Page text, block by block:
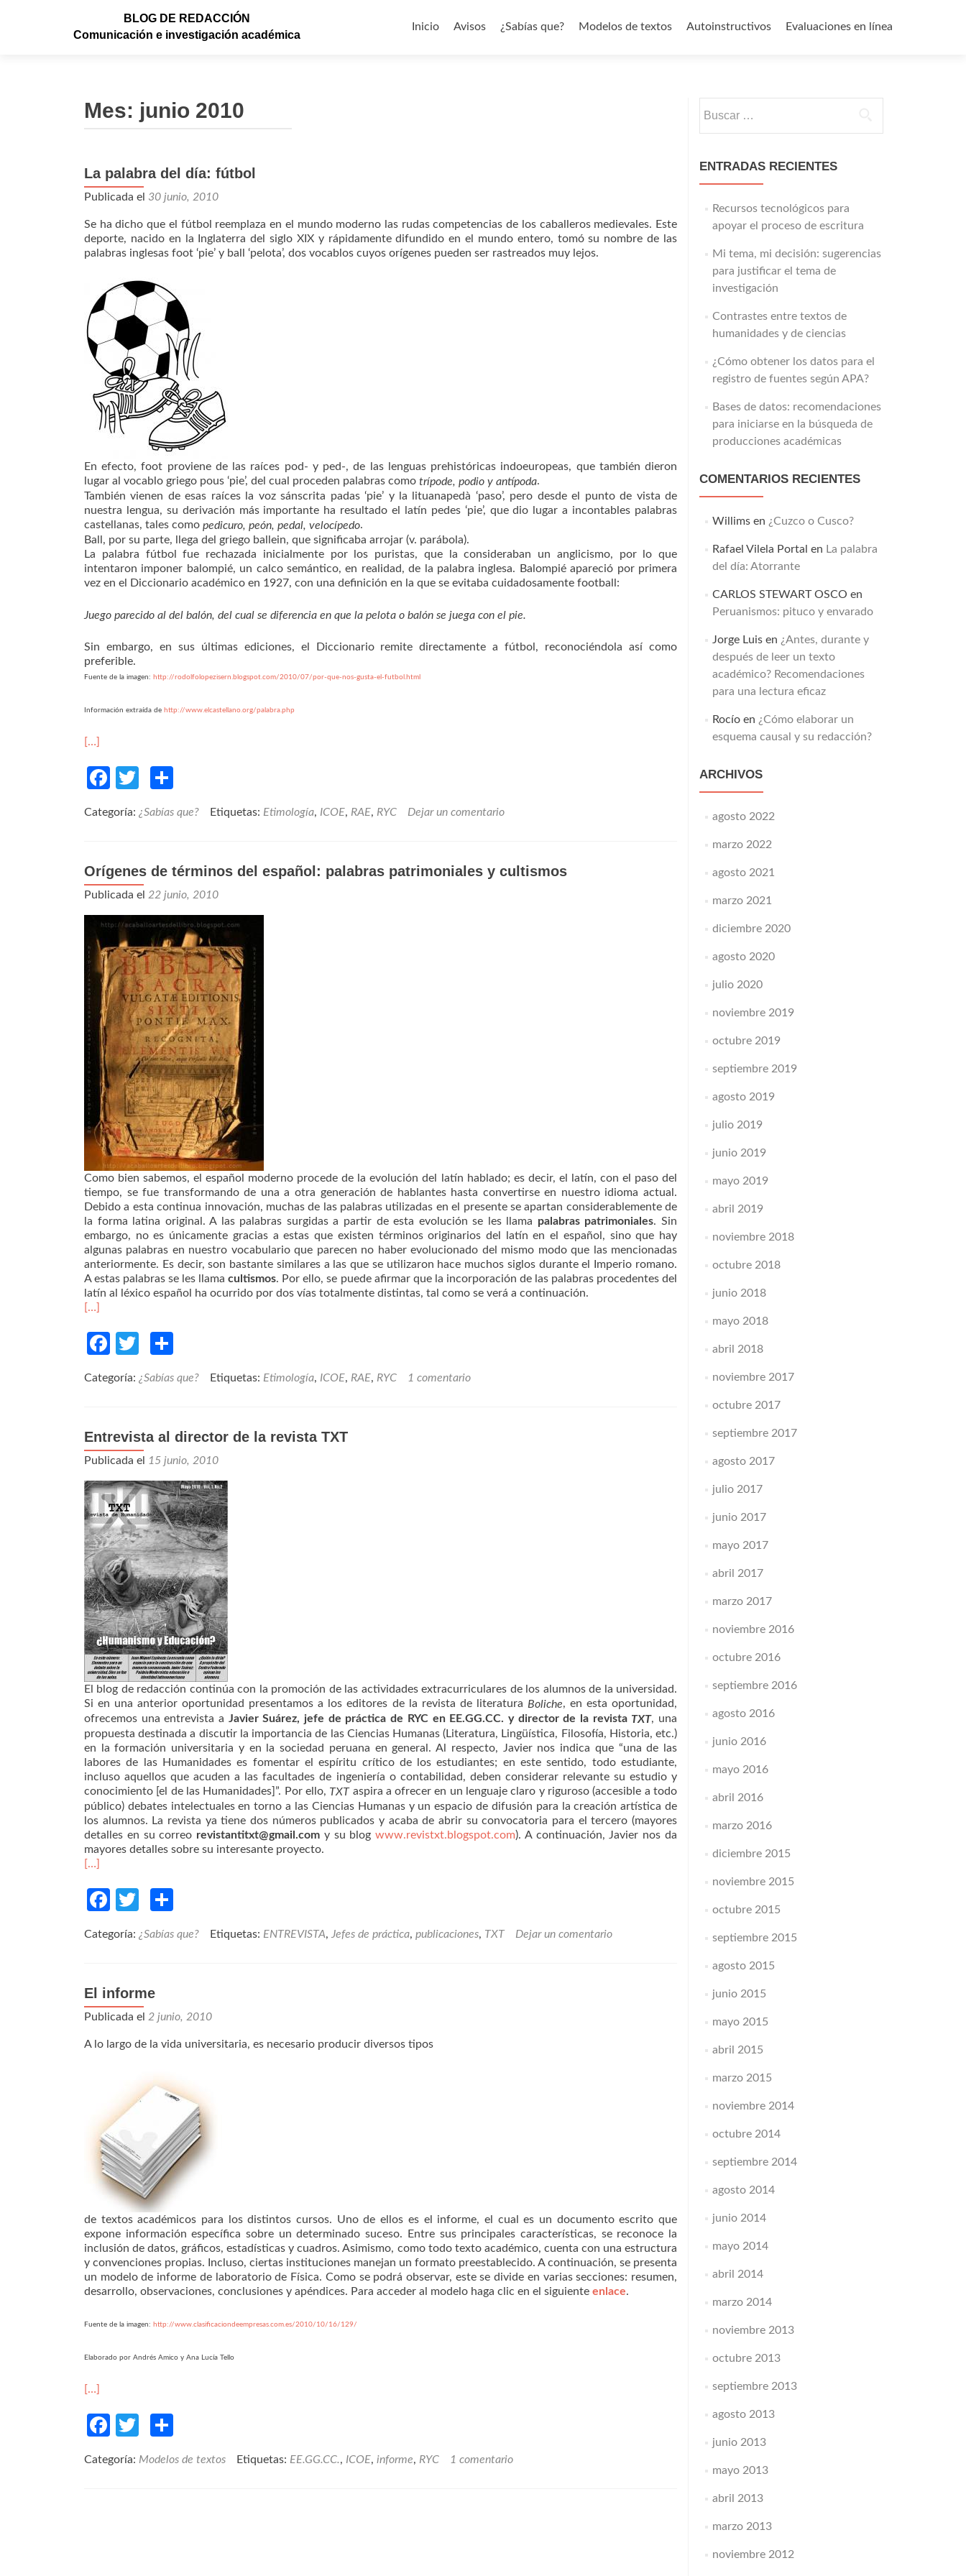
BLOG DE REDACCIÓN
Comunicación e investigación académica
Inicio
Avisos ¿Sabías que? Modelos de textos Autoinstructivos Evaluaciones en línea
Mes: junio 2010
La palabra del día: fútbol
Publicada el 30 junio, 2010
Se ha dicho que el fútbol reemplaza en el mundo moderno las rudas competencias de los caballeros medievales. Este
deporte, nacido en la Inglaterra del siglo XIX y rápidamente difundido en el mundo entero, tomó su nombre de las
palabras inglesas foot ‘pie’ y ball ‘pelota’, dos vocablos cuyos orígenes pueden ser rastreados muy lejos.
En efecto, foot proviene de las raíces pod- y ped-, de las lenguas prehistóricas indoeuropeas, que también dieron
lugar al vocablo griego pous ‘pie’, del cual proceden palabras como trípode, podio y antípoda.
También vienen de esas raíces la voz sánscrita padas ‘pie’ y la lituanapedà ‘paso’, pero desde el punto de vista de
nuestra lengua, su derivación más importante ha resultado el latín pedes ‘pie’, que dio lugar a incontables palabras
castellanas, tales como pedicuro, peón, pedal, velocípedo.
Ball, por su parte, llega del griego ballein, que significaba arrojar (v. parábola).
La palabra fútbol fue rechazada inicialmente por los puristas, que la consideraban un anglicismo, por lo que
intentaron imponer balompié, un calco semántico, en realidad, de la palabra inglesa. Balompié apareció por primera
vez en el Diccionario académico en 1927, con una definición en la que se evitaba cuidadosamente football:
Juego parecido al del balón, del cual se diferencia en que la pelota o balón se juega con el pie.
Sin embargo, en sus últimas ediciones, el Diccionario remite directamente a fútbol, reconociéndola así como
preferible.
Fuente de la imagen: http://rodolfolopezisern.blogspot.com/2010/07/por-que-nos-gusta-el-futbol.html
Información extraída de http://www.elcastellano.org/palabra.php
[…]
Facebook
Twitter
Categoría: ¿Sabías que? Etiquetas: Etimología, ICOE, RAE, RYC Dejar un comentario
Orígenes de términos del español: palabras patrimoniales y cultismos
Publicada el 22 junio, 2010
Como bien sabemos, el español moderno procede de la evolución del latín hablado; es decir, el latín, con el paso del
tiempo, se fue transformando de una a otra generación de hablantes hasta convertirse en nuestro idioma actual.
Debido a esta continua innovación, muchas de las palabras utilizadas en el presente se apartan considerablemente de
la forma latina original. A las palabras surgidas a partir de esta evolución se les llama palabras patrimoniales. Sin
embargo, no es únicamente gracias a estas que existen términos originarios del latín en el español, sino que hay
algunas palabras en nuestro vocabulario que parecen no haber evolucionado del mismo modo que las mencionadas
anteriormente. Es decir, son bastante similares a las que se utilizaron hace muchos siglos durante el Imperio romano.
A estas palabras se les llamacultismos. Por ello, se puede afirmar que la incorporación de las palabras procedentes del
latín al léxico español ha ocurrido por dos vías totalmente distintas, tal como se verá a continuación.
[…]
Facebook
Twitter
Categoría: ¿Sabías que? Etiquetas: Etimología, ICOE, RAE, RYC 1 comentario
Entrevista al director de la revista TXT
Publicada el 15 junio, 2010
El blog de redacción continúa con la promoción de las actividades extracurriculares de los alumnos de la universidad.
Si en una anterior oportunidad presentamos a los editores de la revista de literatura Boliche, en esta oportunidad,
ofrecemos una entrevista a Javier Suárez, jefe de práctica de RYC en EE.GG.CC. y director de la revista TXT, una
propuesta destinada a discutir la importancia de las Ciencias Humanas (Literatura, Lingüística, Filosofía, Historia, etc.)
en la formación universitaria y en la sociedad peruana en general. Al respecto, Javier nos indica que “una de las
labores de las Humanidades es fomentar el espíritu crítico de los estudiantes; en este sentido, todo estudiante,
incluso aquellos que acuden a las facultades de ingeniería o contabilidad, deben considerar relevante su estudio y
conocimiento [el de las Humanidades]”. Por ello, TXTaspira a ofrecer en un lenguaje claro y riguroso (accesible a todo
público) debates intelectuales en torno a las Ciencias Humanas y un espacio de difusión para la creación artística de
los alumnos. La revista ya tiene dos números publicados y acaba de abrir su convocatoria para el tercero (mayores
detalles en su correo revistantitxt@gmail.com y su blogwww.revistxt.blogspot.com). A continuación, Javier nos da
mayores detalles sobre su interesante proyecto.
[…]
Facebook
Twitter
Categoría: ¿Sabías que? Etiquetas: ENTREVISTA, Jefes de práctica, publicaciones, TXT Dejar un comentario
El informe
Publicada el 2 junio, 2010
A lo largo de la vida universitaria, es necesario producir diversos tipos
de textos académicos para los distintos cursos. Uno de ellos es el informe, el cual es un documento escrito que
expone información específica sobre un determinado suceso. Entre sus principales características, se reconoce la
inclusión de datos, gráficos, estadísticas y cuadros. Asimismo, como todo texto académico, cuenta con una estructura
y convenciones propias. Incluso, ciertas instituciones manejan un formato preestablecido. A continuación, se presenta
un modelo de informe de laboratorio de Física. Como se podrá observar, este se divide en varias secciones: resumen,
desarrollo, observaciones, conclusiones y apéndices. Para acceder al modelo haga clic en el siguiente enlace.
Fuente de la imagen: http://www.clasificaciondeempresas.com.es/2010/10/16/129/
Elaborado por Andrés Amico y Ana Lucía Tello
[…]
Facebook
Twitter
Categoría: Modelos de textos Etiquetas: EE.GG.CC., ICOE, informe, RYC 1 comentario
ENTRADAS RECIENTES
Recursos tecnológicos para
apoyar el proceso de escritura
Mi tema, mi decisión: sugerencias
para justificar el tema de
investigación
Contrastes entre textos de
humanidades y de ciencias
¿Cómo obtener los datos para el
registro de fuentes según APA?
Bases de datos: recomendaciones
para iniciarse en la búsqueda de
producciones académicas
COMENTARIOS RECIENTES
Willimsen ¿Cuzco o Cusco?
Rafael Vilela Portal en La palabra
del día: Atorrante
CARLOS STEWART OSCO en
Peruanismos: pituco y envarado
Jorge Luisen ¿Antes, durante y
después de leer un texto
académico? Recomendaciones
para una lectura eficaz
Rocíoen ¿Cómo elaborar un
esquema causal y su redacción?
ARCHIVOS
agosto 2022
marzo 2022
agosto 2021
marzo 2021
diciembre 2020
agosto 2020
julio 2020
noviembre 2019
octubre 2019
septiembre 2019
agosto 2019
julio 2019
junio 2019
mayo 2019
abril 2019
noviembre 2018
octubre 2018
junio 2018
mayo 2018
abril 2018
noviembre 2017
octubre 2017
septiembre 2017
agosto 2017
julio 2017
junio 2017
mayo 2017
abril 2017
marzo 2017
noviembre 2016
octubre 2016
septiembre 2016
agosto 2016
junio 2016
mayo 2016
abril 2016
marzo 2016
diciembre 2015
noviembre 2015
octubre 2015
septiembre 2015
agosto 2015
junio 2015
mayo 2015
abril 2015
marzo 2015
noviembre 2014
octubre 2014
septiembre 2014
agosto 2014
junio 2014
mayo 2014
abril 2014
marzo 2014
noviembre 2013
octubre 2013
septiembre 2013
agosto 2013
junio 2013
mayo 2013
abril 2013
marzo 2013
noviembre 2012